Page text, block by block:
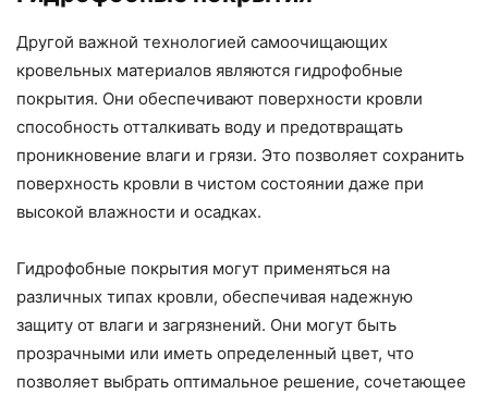
Другой важной технологией самоочищающих
кровельных материалов являются гидрофобные
покрытия. Они обеспечивают поверхности кровли
способность отталкивать воду и предотвращать
проникновение влаги и грязи. Это позволяет сохранить
поверхность кровли в чистом состоянии даже при
высокой влажности и осадках.
Гидрофобные покрытия могут применяться на
различных типах кровли, обеспечивая надежную
защиту от влаги и загрязнений. Они могут быть
прозрачными или иметь определенный цвет, что
позволяет выбрать оптимальное решение, сочетающее